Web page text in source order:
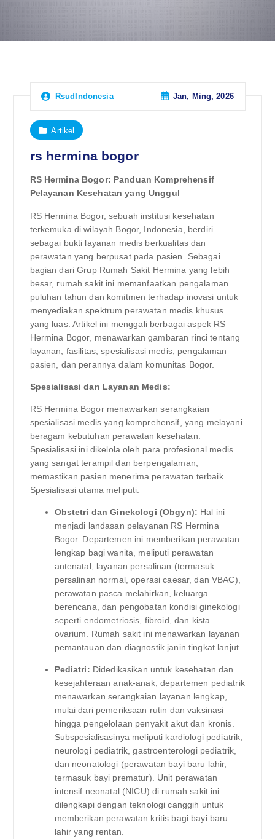
RsudIndonesia Jan, Ming, 2026
Artikel
rs hermina bogor
RS Hermina Bogor: Panduan Komprehensif
Pelayanan Kesehatan yang Unggul
RS Hermina Bogor, sebuah institusi kesehatan
terkemuka di wilayah Bogor, Indonesia, berdiri
sebagai bukti layanan medis berkualitas dan
perawatan yang berpusat pada pasien. Sebagai
bagian dari Grup Rumah Sakit Hermina yang lebih
besar, rumah sakit ini memanfaatkan pengalaman
puluhan tahun dan komitmen terhadap inovasi untuk
menyediakan spektrum perawatan medis khusus
yang luas. Artikel ini menggali berbagai aspek RS
Hermina Bogor, menawarkan gambaran rinci tentang
layanan, fasilitas, spesialisasi medis, pengalaman
pasien, dan perannya dalam komunitas Bogor.
Spesialisasi dan Layanan Medis:
RS Hermina Bogor menawarkan serangkaian
spesialisasi medis yang komprehensif, yang melayani
beragam kebutuhan perawatan kesehatan.
Spesialisasi ini dikelola oleh para profesional medis
yang sangat terampil dan berpengalaman,
memastikan pasien menerima perawatan terbaik.
Spesialisasi utama meliputi:
Obstetri dan Ginekologi (Obgyn): Hal ini
menjadi landasan pelayanan RS Hermina
Bogor. Departemen ini memberikan perawatan
lengkap bagi wanita, meliputi perawatan
antenatal, layanan persalinan (termasuk
persalinan normal, operasi caesar, dan VBAC),
perawatan pasca melahirkan, keluarga
berencana, dan pengobatan kondisi ginekologi
seperti endometriosis, fibroid, dan kista
ovarium. Rumah sakit ini menawarkan layanan
pemantauan dan diagnostik janin tingkat lanjut.
Pediatri: Didedikasikan untuk kesehatan dan
kesejahteraan anak-anak, departemen pediatrik
menawarkan serangkaian layanan lengkap,
mulai dari pemeriksaan rutin dan vaksinasi
hingga pengelolaan penyakit akut dan kronis.
Subspesialisasinya meliputi kardiologi pediatrik,
neurologi pediatrik, gastroenterologi pediatrik,
dan neonatologi (perawatan bayi baru lahir,
termasuk bayi prematur). Unit perawatan
intensif neonatal (NICU) di rumah sakit ini
dilengkapi dengan teknologi canggih untuk
memberikan perawatan kritis bagi bayi baru
lahir yang rentan.